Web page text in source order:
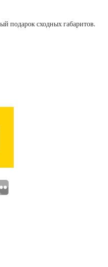
подарок сходных габаритов.